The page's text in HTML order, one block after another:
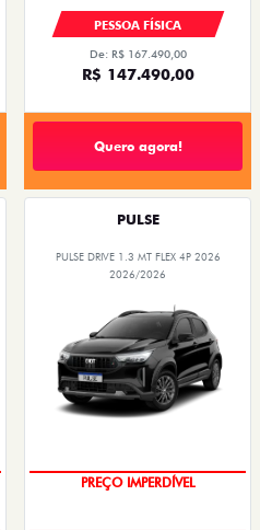
PESSOA FÍSICA
De: R$ 167.490,00
R$ 147.490,00
Quero agora!
PULSE
PULSE DRIVE 1.3 MT FLEX 4P 2026
2026/2026
PREÇO IMPERDÍVEL